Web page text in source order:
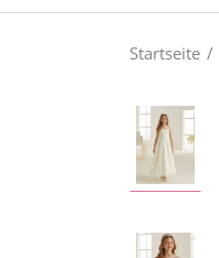
Startseite